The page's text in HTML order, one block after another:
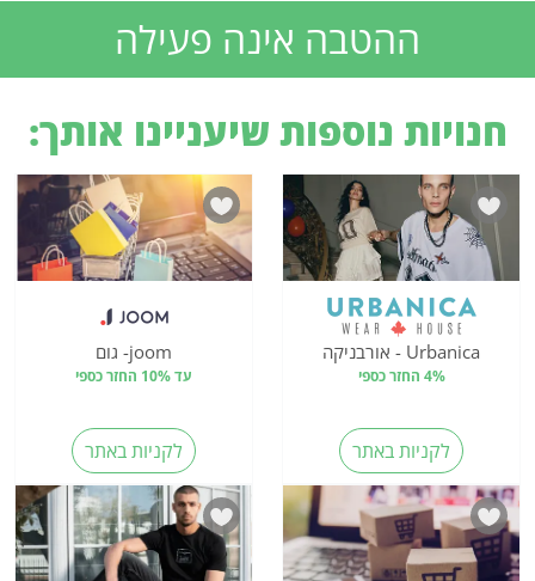
ההטבה אינה פעילה
חנויות נוספות שיעניינו אותך:
Urbanica - אורבניקה
4% החזר כספי
לקניות באתר
joom- גום
עד 10% החזר כספי
לקניות באתר